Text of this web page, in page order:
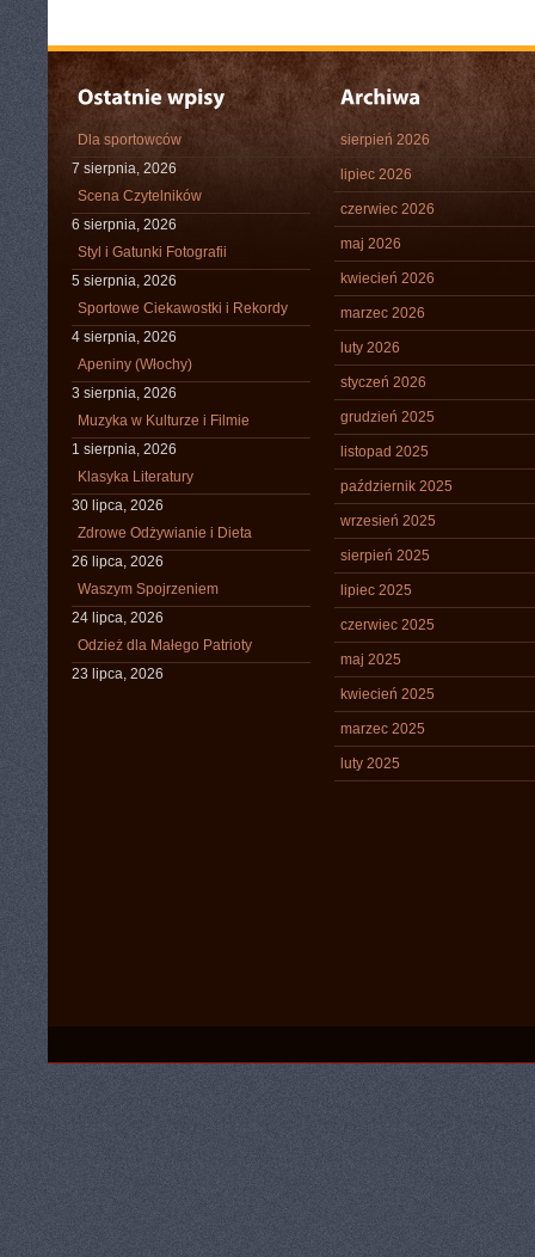
Dla sportowców
7 sierpnia, 2026
Scena Czytelników
6 sierpnia, 2026
Styl i Gatunki Fotografii
5 sierpnia, 2026
Sportowe Ciekawostki i Rekordy
4 sierpnia, 2026
Apeniny (Włochy)
3 sierpnia, 2026
Muzyka w Kulturze i Filmie
1 sierpnia, 2026
Klasyka Literatury
30 lipca, 2026
Zdrowe Odżywianie i Dieta
26 lipca, 2026
Waszym Spojrzeniem
24 lipca, 2026
Odzież dla Małego Patrioty
23 lipca, 2026
sierpień 2026
lipiec 2026
czerwiec 2026
maj 2026
kwiecień 2026
marzec 2026
luty 2026
styczeń 2026
grudzień 2025
listopad 2025
październik 2025
wrzesień 2025
sierpień 2025
lipiec 2025
czerwiec 2025
maj 2025
kwiecień 2025
marzec 2025
luty 2025